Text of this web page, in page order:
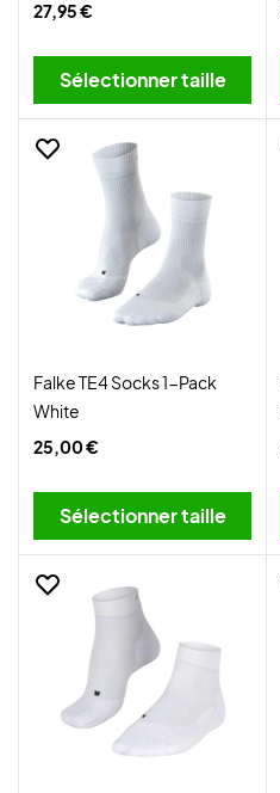
27,95 €
Sélectionner taille
Falke TE4 Socks 1-Pack
White
25,00 €
Sélectionner taille